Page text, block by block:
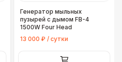
Генератор мыльных
пузырей с дымом FB-4
1500W Four Head
13 000 ₽ / сутки